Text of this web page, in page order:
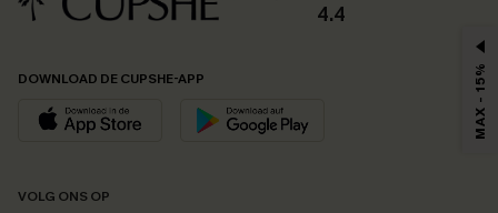
4.4
DOWNLOAD DE CUPSHE-APP
VOLG ONS OP
MAX - 15%